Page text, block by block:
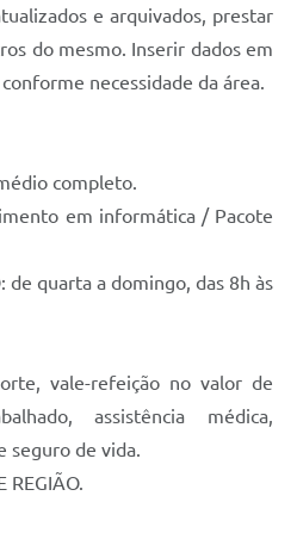
e arquivados, prestar
do mesmo. Inserir dados em
necessidade da área.
completo.
em informática / Pacote
de quarta a domingo, das 8h às
vale-refeição no valor de
assistência médica,
seguro de vida.
REGIÃO.